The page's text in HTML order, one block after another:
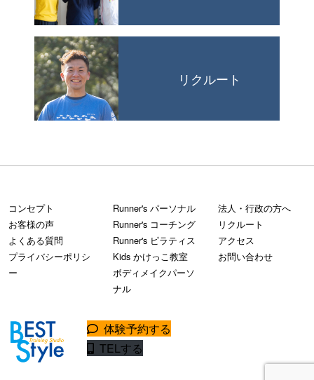
リクルート
コンセプト
お客様の声
よくある質問
プライバシーポリシ
ー
Runner's パーソナル
Runner's コーチング
Runner's ピラティス
Kids かけっこ教室
ボディメイクパーソ
ナル
法人・行政の方へ
リクルート
アクセス
お問い合わせ
体験予約する
TELする